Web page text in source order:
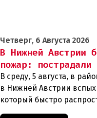
Четверг, 6 Августа 2026
В Нижней Австрии
пожар: пострадали
В среду, 5 августа, в
в Нижней Австрии
который быстро
гектаров. В ходе